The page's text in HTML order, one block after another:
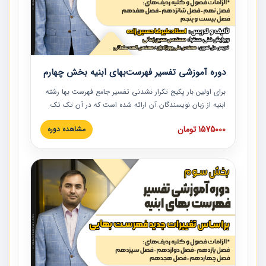
دوره آموزشی تفسیر فهرست‌بهای ابنیه بخش چهارم
برای اولین بار پکیج تکرار نشدنی تفسیر جامع فهرست بها رشته
ابنیه از زبان نویسندگان آن ارائه شده است که در آن تک تک
ردیف ها و مطالب فهرست بها تفسیر و ارائه شده است. این
دوره به صورت کامل تصویری بوده و به همراه تصاویر عملیات
دوره با کلام مهندس علیرضاحسین‌زاده مدیر پروژه مهندسی
مشاور در امر بازنگری فهرست بها رشته ابنیه ارائه شده و به تمام
همکارانی که در حوزه صنعت ساخت در حال فعالیت هستند حتما
توصیه می کنیم از مطالب این دوره استفاده نمایند.
1575000 تومان مشاهده دوره